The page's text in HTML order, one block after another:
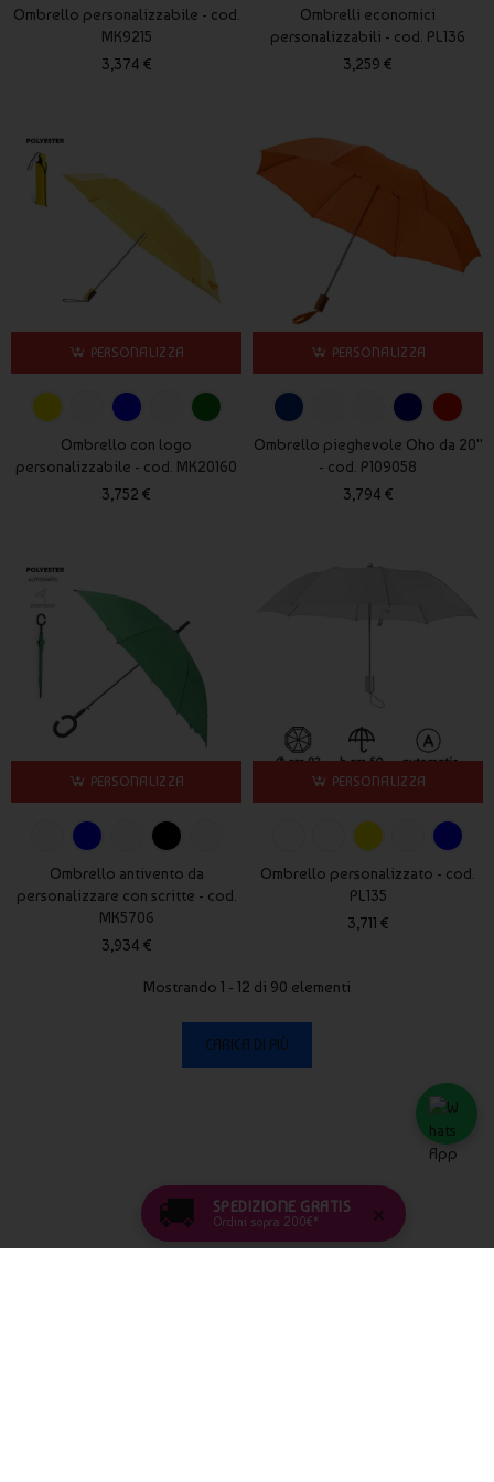
🚚 SPEDIZIONE GRATIS
Ordini sopra 200€* ×
Ombrello personalizzabile - cod.
MK9215
3,374 €
Ombrelli economici
personalizzabili - cod. PL136
3,259 €
PERSONALIZZA
Ombrello con logo
personalizzabile - cod. MK20160
3,752 €
PERSONALIZZA
Ombrello pieghevole Oho da 20''
- cod. P109058
3,794 €
PERSONALIZZA
Ombrello antivento da
personalizzare con scritte - cod.
MK5706
3,934 €
PERSONALIZZA
Ombrello personalizzato - cod.
PL135
3,711 €
Mostrando 1 - 12 di 90 elementi
CARICA DI PIÙ